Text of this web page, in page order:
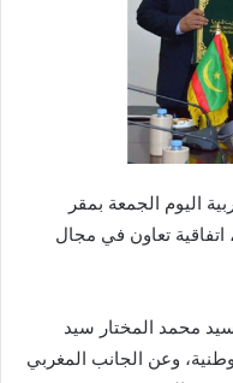
اليوم الجمعة بمقر
تعاون في مجال
محمد المختار سيد
وعن الجانب المغربي